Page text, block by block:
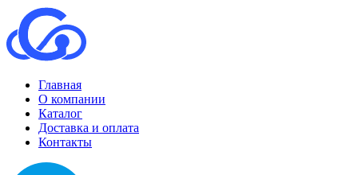
Главная
О компании
Каталог
Доставка и оплата
Контакты